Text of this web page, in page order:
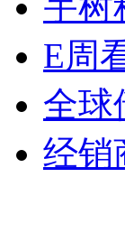
E周
全球
经销